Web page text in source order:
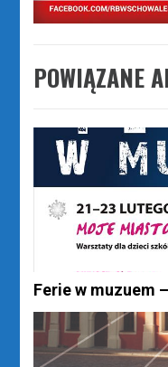
POWIĄZANE
Ferie w muzuem